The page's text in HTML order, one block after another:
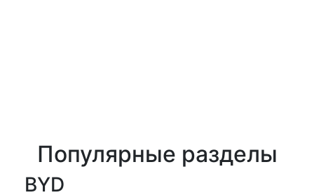
Популярные разделы
BYD